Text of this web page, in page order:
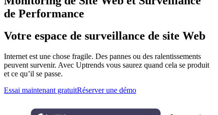
de Performance
Votre espace de surveillance de site Web
Internet est une chose fragile. Des pannes ou des ralentissements
peuvent survenir. Avec Uptrends vous saurez quand cela se produit
et ce qu’il se passe.
Essai maintenant gratuitRéserver une démo